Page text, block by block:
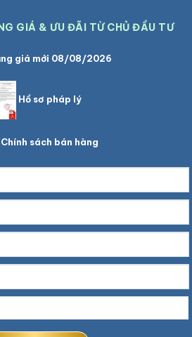
GIÁ & ƯU ĐÃI TỪ CHỦ ĐẦU TƯ
giá mới 08/08/2026
Hồ sơ pháp lý
Chính sách bán hàng